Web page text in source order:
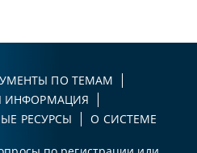
ПО ТЕМАМ
ИНФОРМАЦИЯ
РЕСУРСЫ
О СИСТЕМЕ